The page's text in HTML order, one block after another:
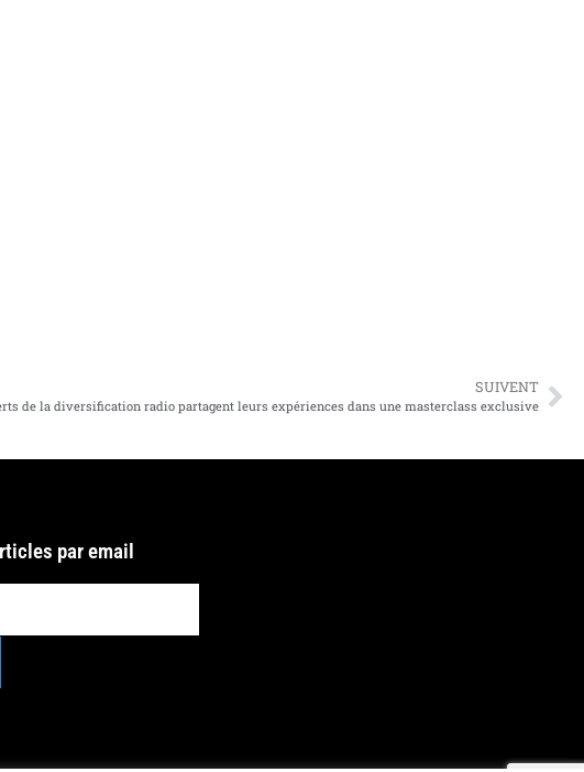
SUIVENT
de la diversification radio partagent leurs expériences dans une masterclass exclusive
par email